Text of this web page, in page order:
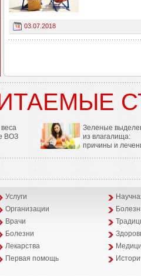
03.07.2018
ВОЗ
Зеленые
из влагалища:
причины и
Услуги
Организации
Врачи
Болезни
Лекарства
Первая помощь